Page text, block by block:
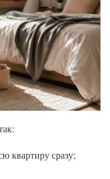
квартиру сразу;